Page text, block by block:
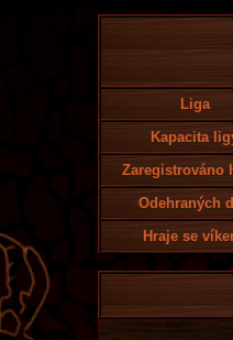
Liga
Kapacita
Zaregistrováno
Odehraných
Hraje se